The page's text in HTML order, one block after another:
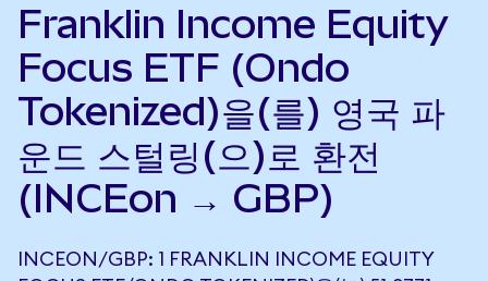
Franklin Income Equity
Focus ETF (Ondo
Tokenized)을(를) 영국 파
운드 스털링(으)로 환전
(INCEon → GBP)
INCEON/GBP: 1 FRANKLIN INCOME EQUITY